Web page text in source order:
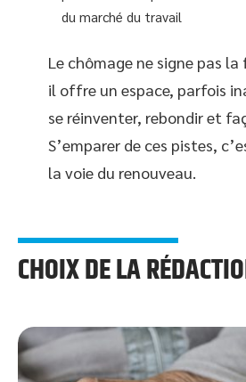
du marché du travail
Le chômage ne signe pas
il offre un espace, parfois
se réinventer, rebondir et
S’emparer de ces pistes,
la voie du renouveau.
CHOIX DE LA